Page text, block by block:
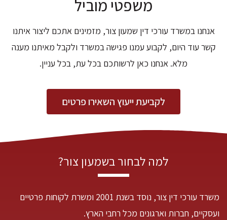
משפטי מוביל
אנחנו במשרד עורכי דין שמעון צור, מזמינים אתכם ליצור איתנו
קשר עוד היום, לקבוע עמנו פגישה במשרד ולקבל מאיתנו מענה
מלא. אנחנו כאן לרשותכם בכל עת, בכל עניין.
לקביעת ייעוץ השאירו פרטים
למה לבחור בשמעון צור?
משרד עורכי דין צור, נוסד בשנת 2001 ומשרת לקוחות פרטיים
ועסקיים, חברות וארגונים מכל רחבי הארץ.